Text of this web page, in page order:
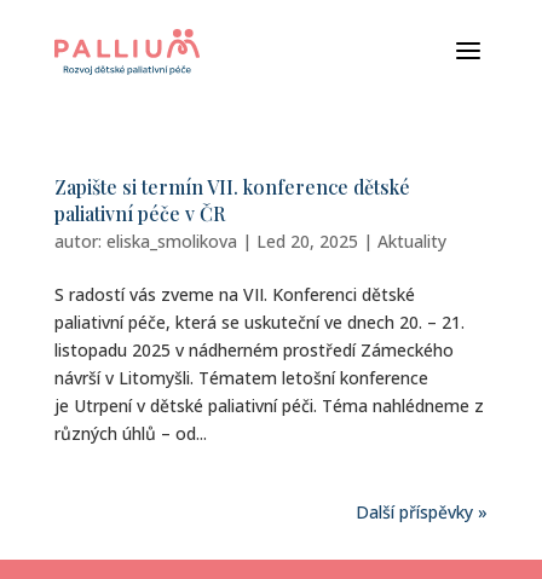
a
Zapište si termín VII. konference dětské
paliativní péče v ČR
autor: eliska_smolikova | Led 20, 2025 | Aktuality
S radostí vás zveme na VII. Konferenci dětské
paliativní péče, která se uskuteční ve dnech 20. – 21.
listopadu 2025 v nádherném prostředí Zámeckého
návrší v Litomyšli. Tématem letošní konference
je Utrpení v dětské paliativní péči. Téma nahlédneme z
různých úhlů – od...
Další příspěvky »